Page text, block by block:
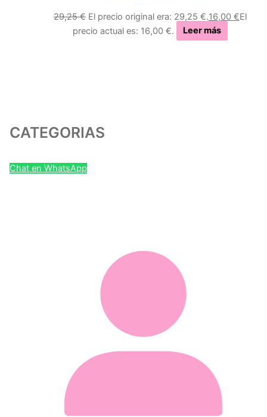
CATEGORIAS
Chat en WhatsApp
29,25€ El precio original era: 29,25 €.16,00 €El
precio actual es: 16,00 €.
Leer más